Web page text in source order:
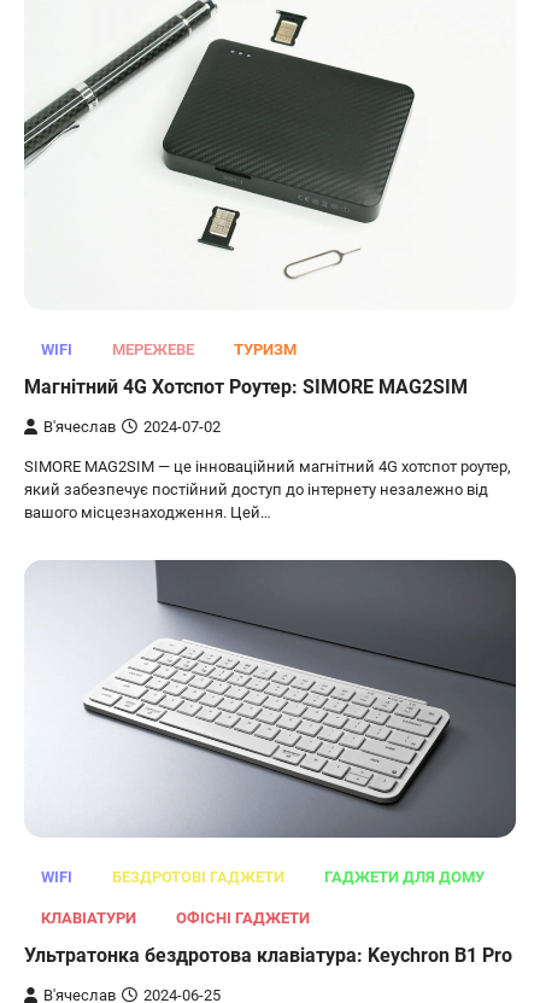
WIFI МЕРЕЖЕВЕ ТУРИЗМ
Магнітний 4G Хотспот Роутер: SIMORE MAG2SIM
В'ячеслав 2024-07-02
SIMORE MAG2SIM — це інноваційний магнітний 4G хотспот роутер,
який забезпечує постійний доступ до інтернету незалежно від
вашого місцезнаходження. Цей…
WIFI БЕЗДРОТОВІ ГАДЖЕТИ ГАДЖЕТИ ДЛЯ ДОМУ
КЛАВІАТУРИ ОФІСНІ ГАДЖЕТИ
Ультратонка бездротова клавіатура: Keychron B1 Pro
В'ячеслав 2024-06-25